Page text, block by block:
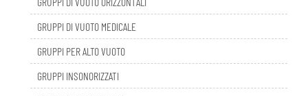
GRUPPI DI VUOTO MEDICALE
GRUPPI PER ALTO VUOTO
GRUPPI INSONORIZZATI
IMPIANTI CENTRALIZZATI